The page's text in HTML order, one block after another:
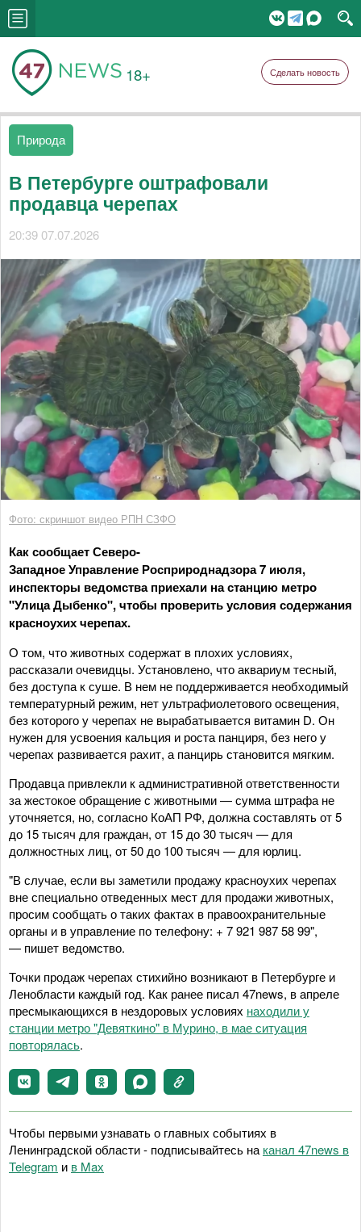
18+ Сделать новость
Природа
В Петербурге оштрафовали
продавца черепах
20:39 07.07.2026
Фото: скриншот видео РПН СЗФО
Как сообщает Северо-
Западное Управление Росприроднадзора 7 июля,
инспекторы ведомства приехали на станцию метро
"Улица Дыбенко", чтобы проверить условия содержания
красноухих черепах.
О том, что животных содержат в плохих условиях,
рассказали очевидцы. Установлено, что аквариум тесный,
без доступа к суше. В нем не поддерживается необходимый
температурный режим, нет ультрафиолетового освещения,
без которого у черепах не вырабатывается витамин D. Он
нужен для усвоения кальция и роста панциря, без него у
черепах развивается рахит, а панцирь становится мягким.
Продавца привлекли к административной ответственности
за жестокое обращение с животными — сумма штрафа не
уточняется, но, согласно КоАП РФ, должна составлять от 5
до 15 тысяч для граждан, от 15 до 30 тысяч — для
должностных лиц, от 50 до 100 тысяч — для юрлиц.
"В случае, если вы заметили продажу красноухих черепах
вне специально отведенных мест для продажи животных,
просим сообщать о таких фактах в правоохранительные
органы и в управление по телефону: + 7 921 987 58 99",
— пишет ведомство.
Точки продаж черепах стихийно возникают в Петербурге и
Ленобласти каждый год. Как ранее писал 47news, в апреле
пресмыкающихся в нездоровых условиях находили у
станции метро "Девяткино" в Мурино, в мае ситуация
повторялась.
Чтобы первыми узнавать о главных событиях в
Ленинградской области - подписывайтесь на канал 47news в
Telegram и в Maх